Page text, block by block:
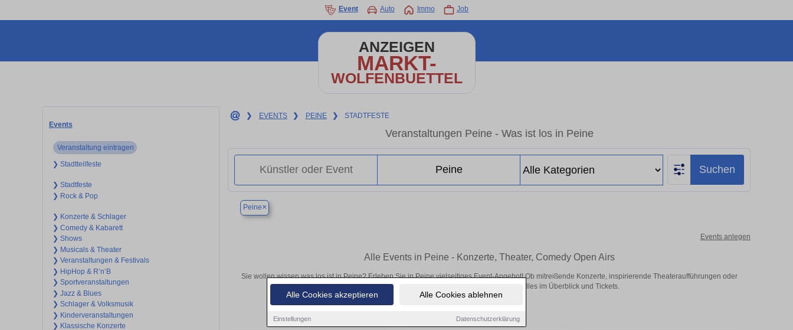
Alle Cookies akzeptieren Alle Cookies ablehnen
Einstellungen Datenschutzerklärung
Event Auto Immo Job
ANZEIGEN
MARKT-
WOLFENBUETTEL
Events
Veranstaltung eintragen
❯ Stadtteilfeste
❯ Stadtfeste
❯ Rock & Pop
❯ Konzerte & Schlager
❯ Comedy & Kabarett
❯ Shows
❯ Musicals & Theater
❯ Veranstaltungen & Festivals
❯ HipHop & R’n‘B
❯ Sportveranstaltungen
❯ Jazz & Blues
❯ Schlager & Volksmusik
❯ Kinderveranstaltungen
❯ Klassische Konzerte
❯ EVENTS ❯ PEINE ❯ STADTFESTE
Veranstaltungen Peine - Was ist los in Peine
Suchen
Peine×
Events anlegen
Alle Events in Peine - Konzerte, Theater, Comedy Open Airs
Sie wollen wissen was los ist in Peine? Erleben Sie in Peine vielseitiges Event-Angebot! Ob mitreißende Konzerte, inspirierende Theateraufführungen oder
aufregende Veranstaltungen in Peine – hier finden alles im Überblick und Tickets.